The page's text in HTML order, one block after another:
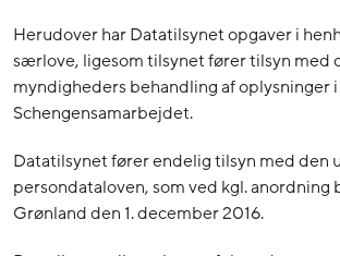
Herudover har Datatilsynet opgaver i
særlove, ligesom tilsynet fører tilsyn med
myndigheders behandling af oplysninger
Schengensamarbejdet.
Datatilsynet fører endelig tilsyn med den
persondataloven, som ved kgl. anordning
Grønland den 1. december 2016.